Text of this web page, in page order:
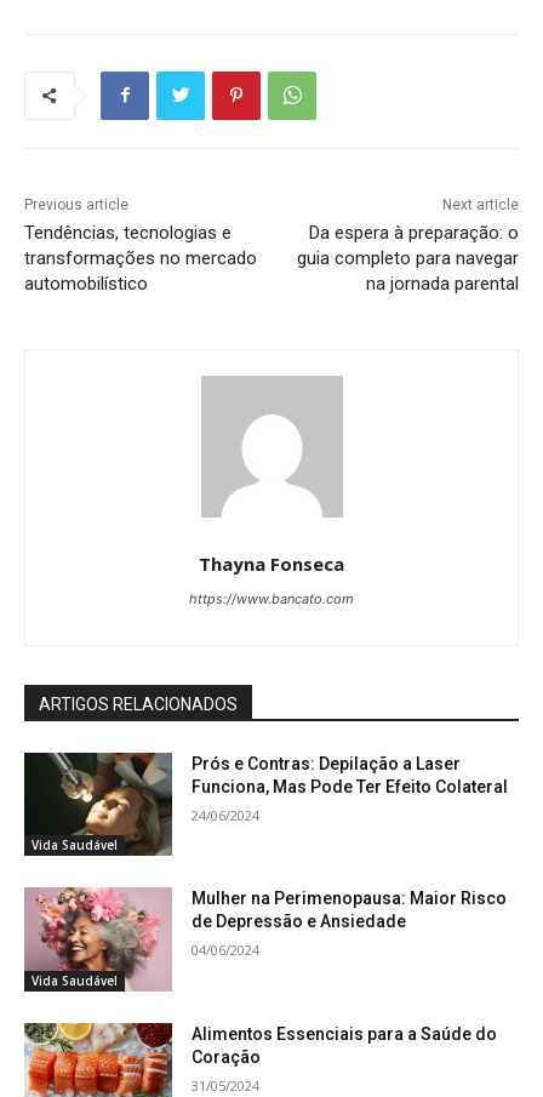
Previous article
Tendências, tecnologias e
transformações no mercado
automobilístico
Next article
Da espera à preparação: o
guia completo para navegar
na jornada parental
Thayna Fonseca
https://www.bancato.com
ARTIGOS RELACIONADOS
Vida Saudável
Prós e Contras: Depilação a Laser
Funciona, Mas Pode Ter Efeito Colateral
24/06/2024
Vida Saudável
Mulher na Perimenopausa: Maior Risco
de Depressão e Ansiedade
04/06/2024
Alimentos Essenciais para a Saúde do
Coração
31/05/2024